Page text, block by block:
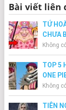
Bài viết liên
TỨ
CHƯA
Không
TOP 5
ONE
Không
TIÊN